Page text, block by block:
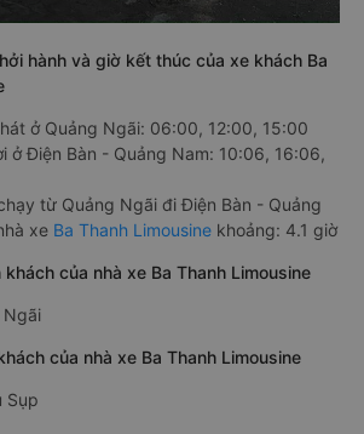
hành và giờ kết thúc của xe khách Ba
ở Quảng Ngãi: 06:00, 12:00, 15:00
ở Điện Bàn - Quảng Nam: 10:06, 16:06,
từ Quảng Ngãi đi Điện Bàn - Quảng
xe Ba Thanh Limousine khoảng: 4.1 giờ
của nhà xe Ba Thanh Limousine
Ngãi
của nhà xe Ba Thanh Limousine
Sụp